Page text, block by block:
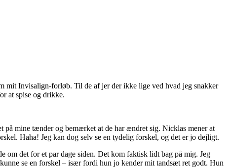
mit Invisalign-forløb. Til de af jer der ikke lige ved hvad jeg snakker
at spise og drikke.
på mine tænder og bemærket at de har ændret sig. Nicklas mener at
Haha! Jeg kan dog selv se en tydelig forskel, og det er jo dejligt.
om det for et par dage siden. Det kom faktisk lidt bag på mig. Jeg
se en forskel – især fordi hun jo kender mit tandsæt ret godt. Hun